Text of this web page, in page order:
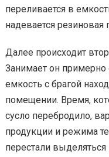
переливается в
надевается резиновая
Далее происходит
Занимает он
емкость с брагой
помещении. Время,
сусло перебродило,
продукции и режима
перестали